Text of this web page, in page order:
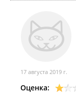
17 августа 2019 г.
Оценка: